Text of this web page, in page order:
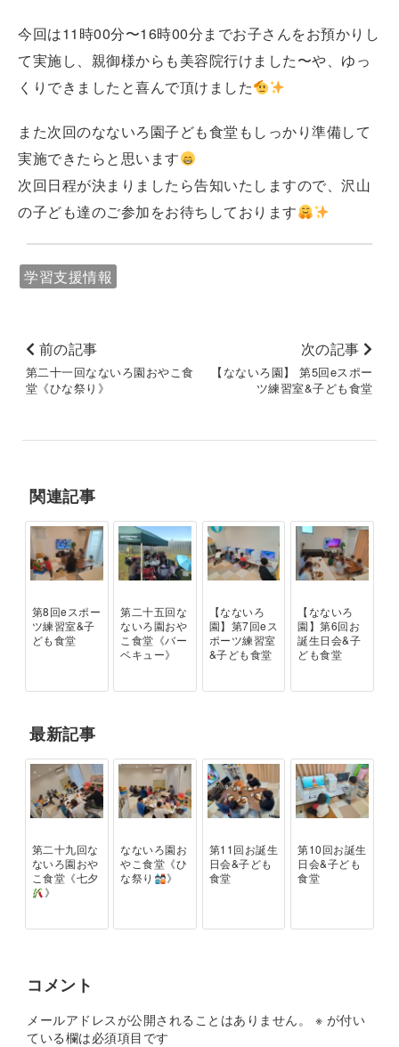
今回は11時00分〜16時00分までお子さんをお預かりし
て実施し、親御様からも美容院行けました〜や、ゆっ
くりできましたと喜んで頂けました
また次回のなないろ園子ども食堂もしっかり準備して
実施できたらと思います
次回日程が決まりましたら告知いたしますので、沢山
の子ども達のご参加をお待ちしております
学習支援情報
前の記事
第二十一回なないろ園おやこ食
堂《ひな祭り》
次の記事
【なないろ園】 第5回eスポー
ツ練習室&子ども食堂
関連記事
第8回eスポー
ツ練習室&子
ども食堂
第二十五回な
ないろ園おや
こ食堂《バー
ベキュー》
【なないろ
園】第7回eス
ポーツ練習室
&子ども食堂
【なないろ
園】第6回お
誕生日会&子
ども食堂
最新記事
第二十九回な
ないろ園おや
こ食堂《七夕
》
なないろ園お
やこ食堂《ひ
な祭り
》
第11回お誕生
日会&子ども
食堂
第10回お誕生
日会&子ども
食堂
コメント
メールアドレスが公開されることはありません。 ※ が付い
ている欄は必須項目です